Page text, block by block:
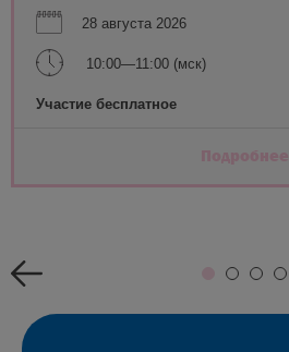
28 августа 2026
10:00—11:00 (мск)
Участие бесплатное
Подробнее